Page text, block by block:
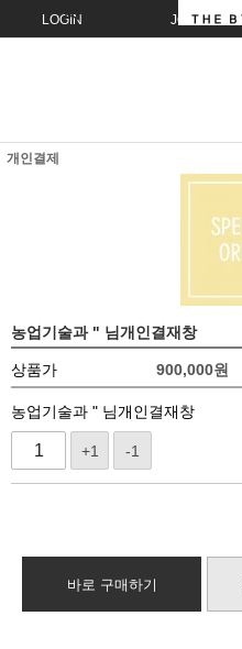
LOGIN JOIN
개인결제
농업기술과 " 님개인결재창
상품가 900,000원
농업기술과 " 님개인결재창
+1 -1
바로 구매하기